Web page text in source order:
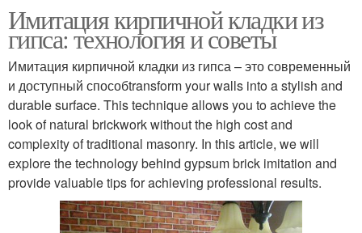
Имитация кирпичной кладки из
гипса: технология и советы
Имитация кирпичной кладки из гипса – это современный
и доступный способtransform your walls into a stylish and
durable surface. This technique allows you to achieve the
look of natural brickwork without the high cost and
complexity of traditional masonry. In this article, we will
explore the technology behind gypsum brick imitation and
provide valuable tips for achieving professional results.